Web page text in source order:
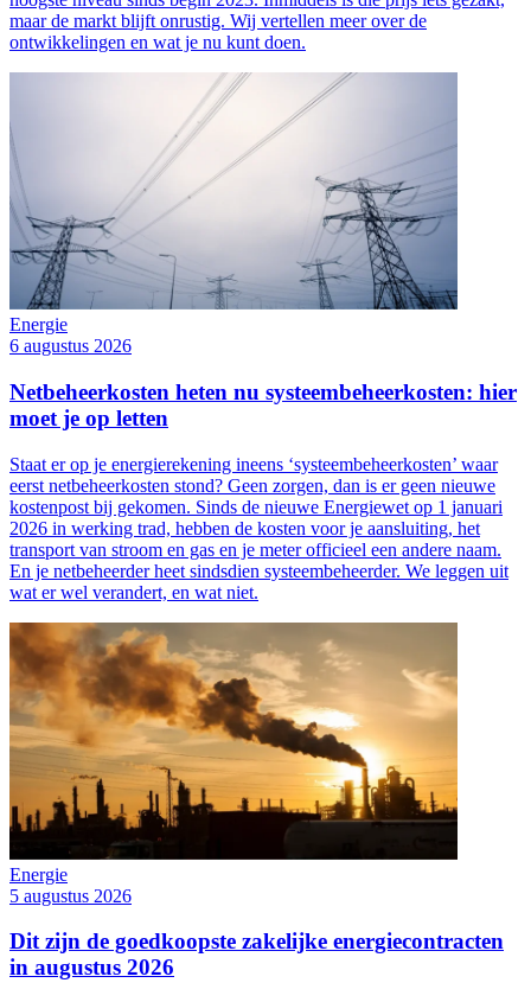
maar de markt blijft onrustig. Wij vertellen meer over de
ontwikkelingen en wat je nu kunt doen.
Energie
6 augustus 2026
Netbeheerkosten heten nu systeembeheerkosten: hier
moet je op letten
Staat er op je energierekening ineens ‘systeembeheerkosten’ waar
eerst netbeheerkosten stond? Geen zorgen, dan is er geen nieuwe
kostenpost bij gekomen. Sinds de nieuwe Energiewet op 1 januari
2026 in werking trad, hebben de kosten voor je aansluiting, het
transport van stroom en gas en je meter officieel een andere naam.
En je netbeheerder heet sindsdien systeembeheerder. We leggen uit
wat er wel verandert, en wat niet.
Energie
5 augustus 2026
Dit zijn de goedkoopste zakelijke energiecontracten
in augustus 2026